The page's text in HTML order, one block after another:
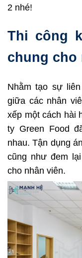
2 nhé!
Thi công
chung cho
Nhằm tạo sự
giữa các nhân
xếp một cách hài
ty Green Food
nhau. Tận dụng
cũng như đem
cho nhân viên.